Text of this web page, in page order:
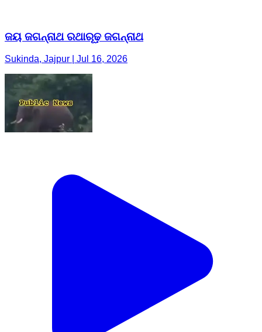
ଜୟ ଜଗନ୍ନାଥ ରଥାରୂଢ଼ ଜଗନ୍ନାଥ
Sukinda, Jajpur | Jul 16, 2026